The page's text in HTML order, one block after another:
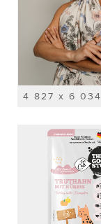
4 827 x 6 034